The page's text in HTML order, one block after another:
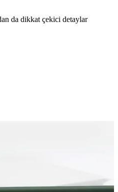
da dikkat çekici detaylar